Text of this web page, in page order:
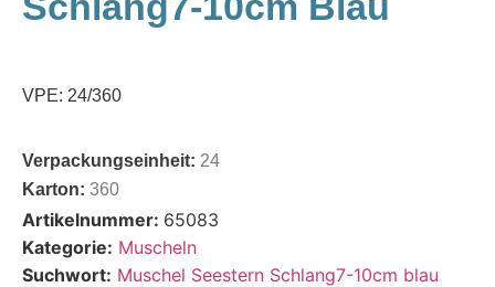
VPE: 24/360
Verpackungseinheit: 24
Karton: 360
Artikelnummer: 65083
Kategorie: Muscheln
Suchwort: Muschel Seestern Schlang7-10cm blau